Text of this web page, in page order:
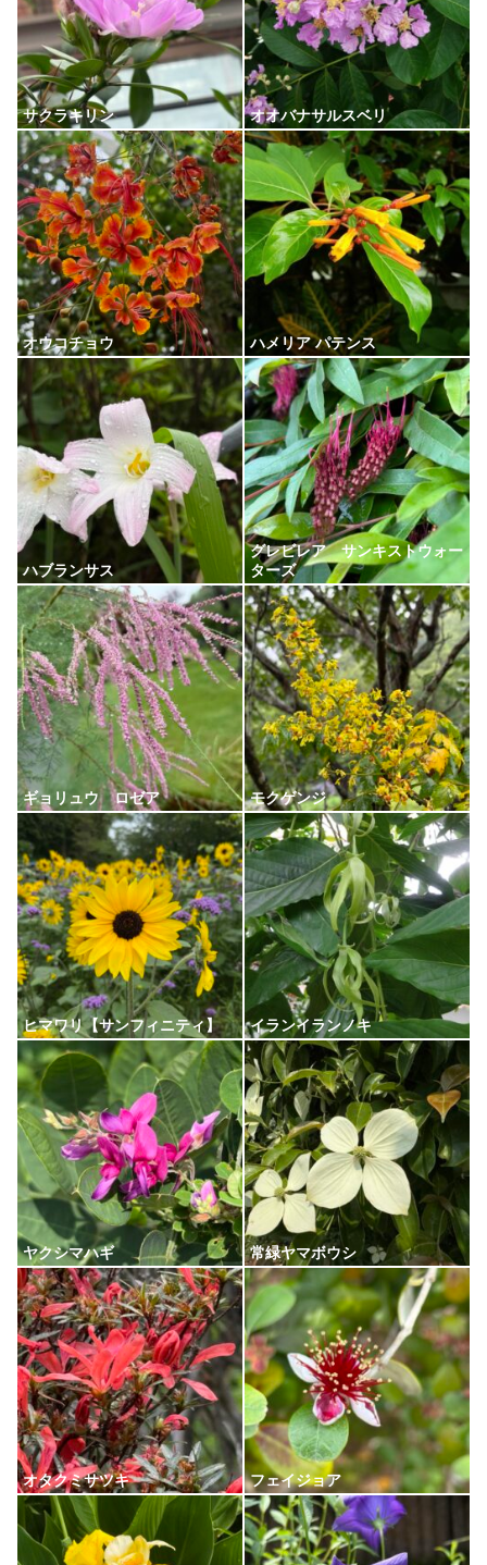
サクラキリン オオバナサルスベリ
オウコチョウ ハメリア パテンス
ハブランサス
グレビレア サンキストウォー
ターズ
ギョリュウ ロゼア モクゲンジ
ヒマワリ【サンフィニティ】 イランイランノキ
ヤクシマハギ 常緑ヤマボウシ
オタクミサツキ フェイジョア